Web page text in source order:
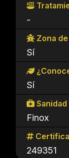
-
Zona
Sí
Sí
Finox
249351